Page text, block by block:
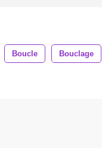
Boucle Bouclage